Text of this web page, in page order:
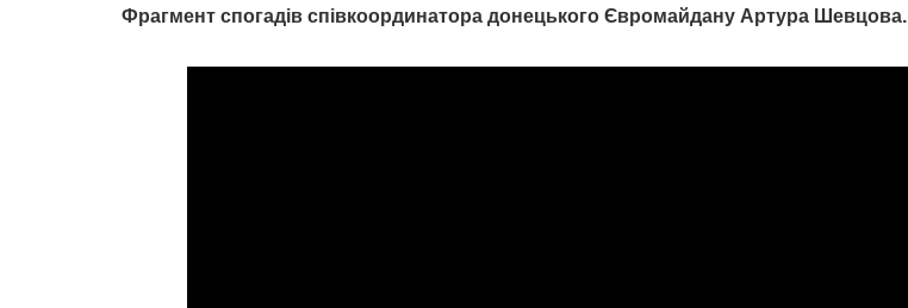
Фрагмент спогадів співкоординатора донецького Євромайдану Артура Шевцова.